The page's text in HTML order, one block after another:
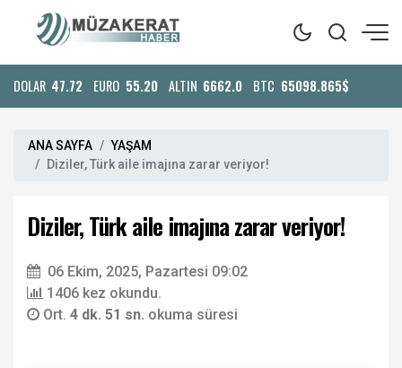
DOLAR 47.72 EURO 55.20 ALTIN 6662.0 BTC 65098.865$
ANA SAYFA
YAŞAM
Diziler, Türk aile imajına zarar veriyor!
Diziler, Türk aile imajına zarar veriyor!
06 Ekim, 2025, Pazartesi 09:02
1406 kez okundu.
Ort. 4 dk. 51 sn. okuma süresi